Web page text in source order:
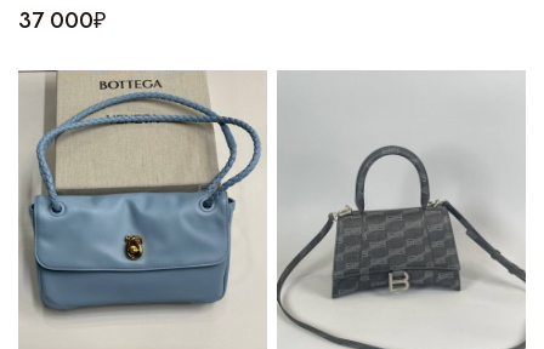
37 000₽